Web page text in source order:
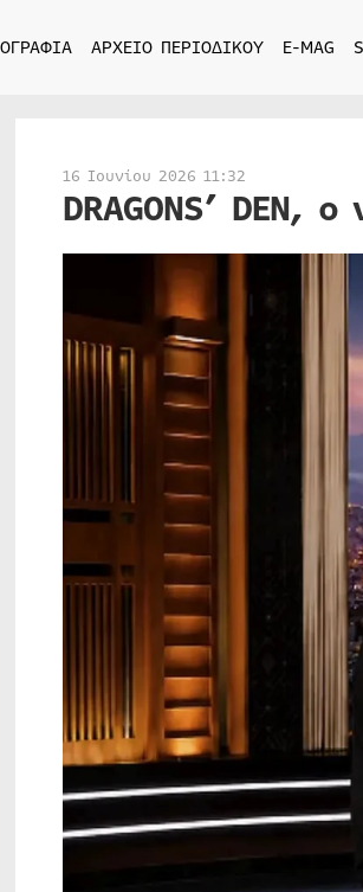
ΑΡΧΕΙΟ ΠΕΡΙΟΔΙΚΟΥ E-MAG
16 Ιουνίου 2026 11:32
DRAGONS’ DEN,